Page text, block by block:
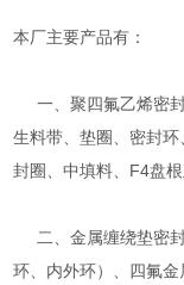
本厂主要产品有：
一、聚四氟乙烯密封
生料带、垫圈、密封环
封圈、中填料、F4盘
二、金属缠绕垫密封
环、内外环）、四氟金